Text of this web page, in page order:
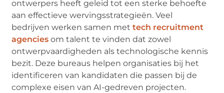
ontwerpers heeft geleid tot een sterke behoefte
aan effectieve wervingsstrategieën. Veel
bedrijven werken samen mettech recruitment
agencies om talent te vinden dat zowel
ontwerpvaardigheden als technologische kennis
bezit. Deze bureaus helpen organisaties bij het
identificeren van kandidaten die passen bij de
complexe eisen van AI-gedreven projecten.